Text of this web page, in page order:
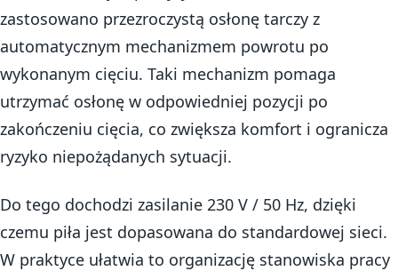
zastosowano przezroczystą osłonę tarczy z
automatycznym mechanizmem powrotu po
wykonanym cięciu. Taki mechanizm pomaga
utrzymać osłonę w odpowiedniej pozycji po
zakończeniu cięcia, co zwiększa komfort i ogranicza
ryzyko niepożądanych sytuacji.
Do tego dochodzi zasilanie 230 V / 50 Hz, dzięki
czemu piła jest dopasowana do standardowej sieci.
W praktyce ułatwia to organizację stanowiska pracy